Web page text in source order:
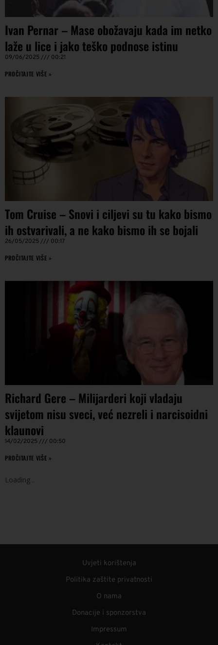
Ivan Pernar – Mase obožavaju kada im netko
laže u lice i jako teško podnose istinu
09/06/2025 00:21
PROČITAJTE VIŠE »
Tom Cruise – Snovi i ciljevi su tu kako bismo
ih ostvarivali, a ne kako bismo ih se bojali
26/05/2025 00:17
PROČITAJTE VIŠE »
Richard Gere – Milijarderi koji vladaju
svijetom nisu sveci, već nezreli i narcisoidni
klaunovi
14/02/2025 00:50
PROČITAJTE VIŠE »
Loading .
Uvjeti korištenja
Politika zaštite privatnosti
O nama
Donacije i sponzorstva
Impressum